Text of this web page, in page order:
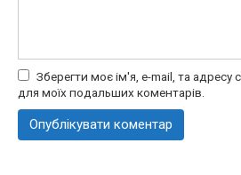
Зберегти моє ім'я, e-mail, та адресу
для моїх подальших коментарів.